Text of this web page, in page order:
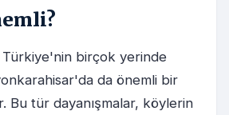
birçok yerinde
da önemli bir
Bu tür dayanışmalar, köylerin